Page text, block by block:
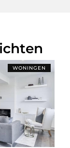
WONINGEN